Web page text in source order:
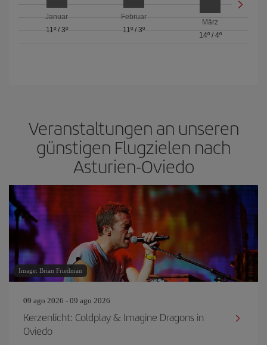
Januar
11º/ 3º
Februar
11º/ 3º
März
14º/ 4º
Veranstaltungen an unseren
günstigen Flugzielen nach
Asturien-Oviedo
Image: Brian Friedman
09 ago 2026 - 09 ago 2026
Kerzenlicht: Coldplay & Imagine Dragons in
Oviedo